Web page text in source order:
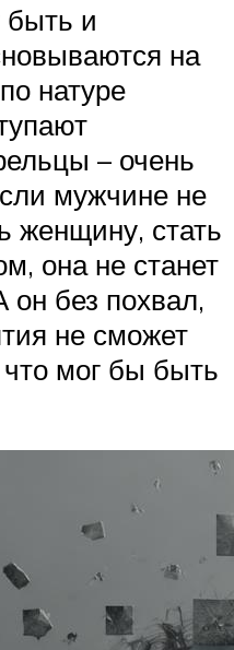
быть и
на
натуре
– очень
мужчине не
женщину, стать
она не станет
он без похвал,
не сможет
что мог бы быть